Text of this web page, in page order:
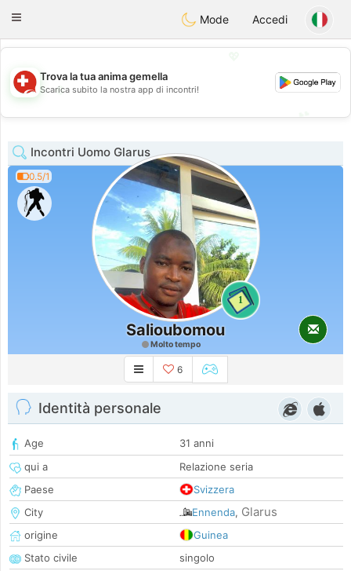
Suissi
Toggle
Mode Accedi
💖
💕
Trova la tua anima gemella
Scarica subito la nostra app di incontri!
Incontri Uomo Glarus
0.5/1
1
Salioubomou
Molto tempo
6
Identità personale
Age
31 anni
qui a
Relazione seria
Paese
Svizzera
City
Ennenda, Glarus
origine
Guinea
Stato civile
singolo